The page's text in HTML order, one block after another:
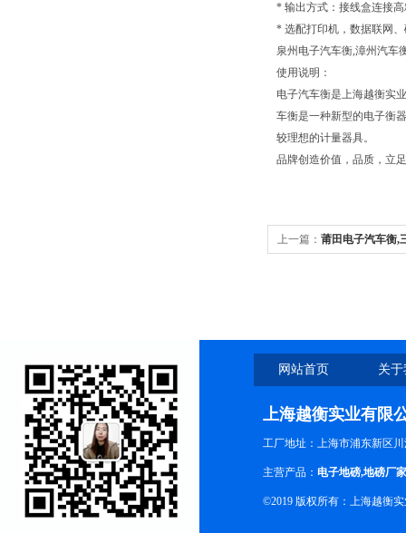
* 输出方式：接线盒连接
* 选配打印机，数据联网
泉州电子汽车衡,漳州汽车
使用说明：
电子汽车衡是上海越衡实
车衡是一种新型的电子衡
较理想的计量器具。
品牌创造价值，品质，立
上一篇： 莆田电子汽车衡,
网站首页 关
上海越衡实业有限
工厂地址：上海市浦东新区川
主营产品： 电子地磅,地磅厂家
©2019 版权所有：上海越衡